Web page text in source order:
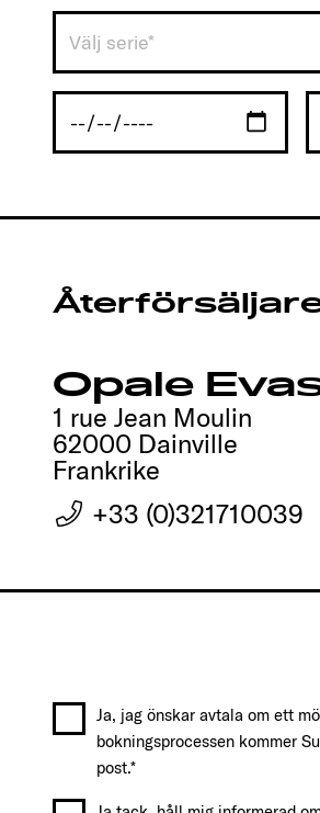
Välj serie*
Opale
1 rue Jean Moulin
62000 Dainville
Frankrike
+33 (0)321710039
Ja, jag önskar avtala om ett
bokningsprocessen kommer
post.*